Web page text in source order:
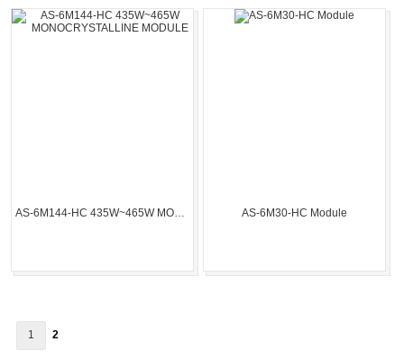
AS-6M30-HC Module
1 2